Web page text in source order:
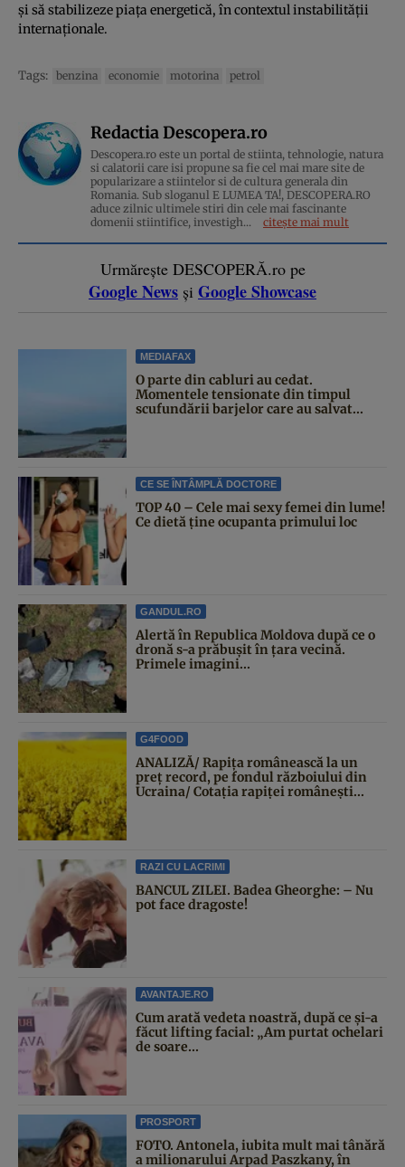
și să stabilizeze piața energetică, în contextul instabilității
internaționale.
Tags: benzina economie motorina petrol
Redactia Descopera.ro
Descopera.ro este un portal de stiinta, tehnologie, natura
si calatorii care isi propune sa fie cel mai mare site de
popularizare a stiintelor si de cultura generala din
Romania. Sub sloganul E LUMEA TA!, DESCOPERA.RO
aduce zilnic ultimele stiri din cele mai fascinante
domenii stiintifice, investigh...
citește mai mult
Urmărește DESCOPERĂ.ro pe
Google News și Google Showcase
MEDIAFAX
O parte din cabluri au cedat.
Momentele tensionate din timpul
scufundării barjelor care au salvat...
CE SE ÎNTÂMPLĂ DOCTORE
TOP 40 – Cele mai sexy femei din lume!
Ce dietă ține ocupanta primului loc
GANDUL.RO
Alertă în Republica Moldova după ce o
dronă s-a prăbușit în țara vecină.
Primele imagini...
G4FOOD
ANALIZĂ/ Rapița românească la un
preț record, pe fondul războiului din
Ucraina/ Cotația rapiței românești...
RAZI CU LACRIMI
BANCUL ZILEI. Badea Gheorghe: – Nu
pot face dragoste!
AVANTAJE.RO
Cum arată vedeta noastră, după ce și-a
făcut lifting facial: „Am purtat ochelari
de soare...
PROSPORT
FOTO. Antonela, iubita mult mai tânără
a milionarului Arpad Paszkany, în